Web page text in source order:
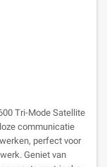
Tri-Mode Satellite
communicatie
perfect voor
Geniet van